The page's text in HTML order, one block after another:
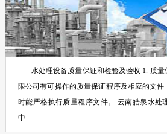
水处理设备质量保证和检验及验收 1. 质量
限公司有可操作的质量保证程序及相应的文
时能严格执行质量程序文件。 云南皓泉水处
中…